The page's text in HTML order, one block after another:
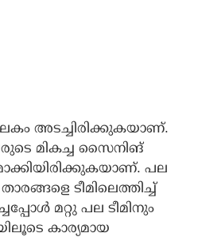
അടച്ചിരിക്കുകയാണ്.
മികച്ച സൈനിങ്
പല
ടീമിലെത്തിച്ച്
മറ്റു പല ടീമിനും
കാര്യമായ